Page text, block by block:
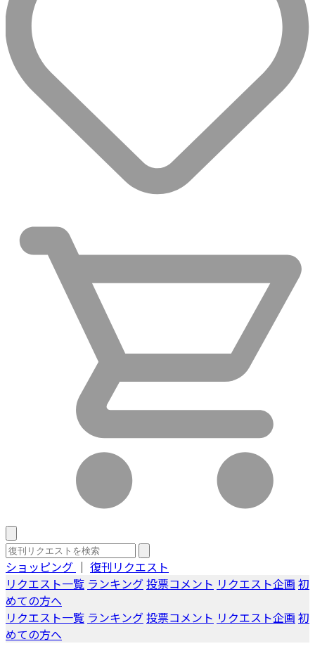
ショッピング ｜ 復刊リクエスト
リクエスト一覧 ランキング投票コメント リクエスト企画 初
めての方へ
リクエスト一覧 ランキング投票コメント リクエスト企画 初
めての方へ